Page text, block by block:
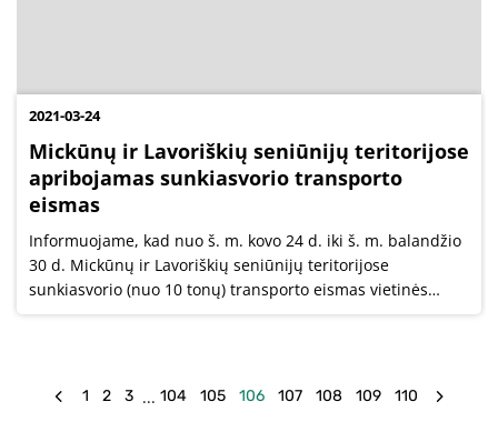
2021-03-24
Mickūnų ir Lavoriškių seniūnijų teritorijose
apribojamas sunkiasvorio transporto
eismas
Informuojame, kad nuo š. m. kovo 24 d. iki š. m. balandžio
30 d. Mickūnų ir Lavoriškių seniūnijų teritorijose
sunkiasvorio (nuo 10 tonų) transporto eismas vietinės
reikšmės keliuose bus apribotas.
1 2 3 ... 104 105 106 107 108 109 110